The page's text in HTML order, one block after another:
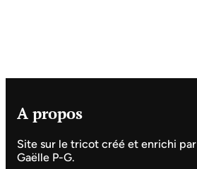
A propos
Site sur le tricot créé et enrichi par
Gaëlle P-G.